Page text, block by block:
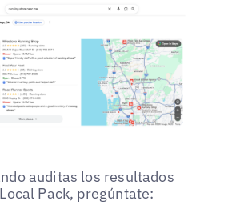
auditas los resultados
Pack, pregúntate: